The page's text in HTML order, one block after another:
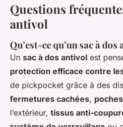
Questions
antivol
Qu’est-ce qu’un sac à
Un sac à dos antivol est
protection efficace contre
de pickpocket grâce à des
fermetures cachées,
l’extérieur, tissus anti-